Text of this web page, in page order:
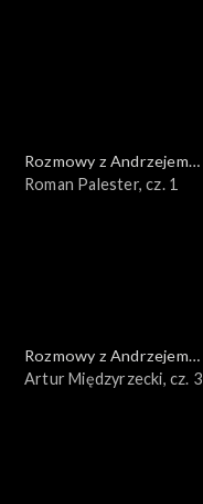
Rozmowy z Andrzejem
Doboszem
Roman Palester, cz. 1
Rozmowy z Andrzejem
Doboszem
Artur Międzyrzecki, cz. 3